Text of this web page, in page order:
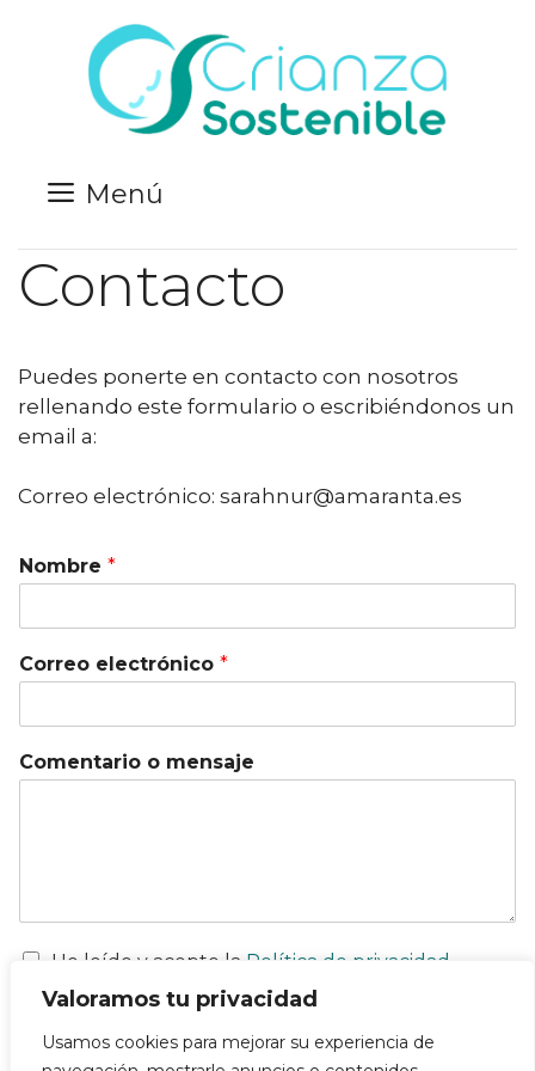
Valoramos tu privacidad
Usamos cookies para mejorar su experiencia de
contenido
Menú
Contacto
Puedes ponerte en contacto con nosotros
rellenando este formulario o escribiéndonos un
email a:
Correo electrónico: sarahnur@amaranta.es
Nombre *
Correo electrónico *
Comentario o mensaje
He leído y acepto la Política de privacidad